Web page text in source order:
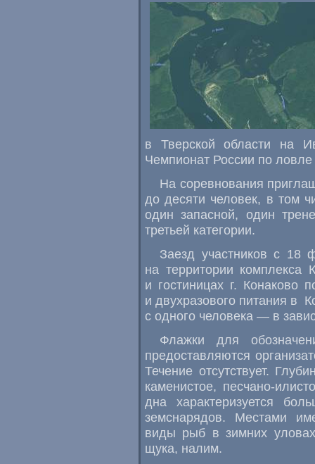
в Тверской области на
Чемпионат России по
На соревнования
до десяти человек, в том
один запасной, один
третьей категории.
Заезд участников с 18
на территории
и гостиницах г. Конаково
и двухразового питания в
с одного человека — в
Флажки для
предоставляются
Течение отсутствует.
каменистое, песчано-
дна характеризуется
земснарядов. Местами
виды рыб в зимних
щука, налим.